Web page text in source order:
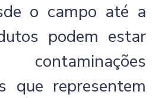
o campo até a
podem estar
que representem